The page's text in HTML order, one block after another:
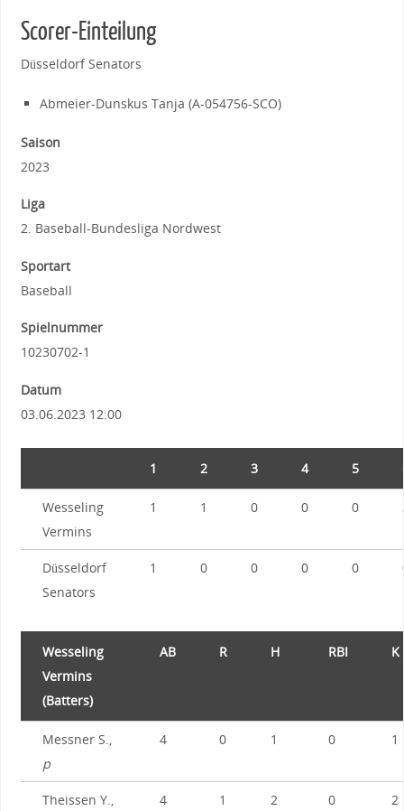
Scorer-Einteilung
Düsseldorf Senators
Abmeier-Dunskus Tanja (A-054756-SCO)
Saison
2023
Liga
2. Baseball-Bundesliga Nordwest
Sportart
Baseball
Spielnummer
10230702-1
Datum
03.06.2023 12:00
1 2 3 4 5
Wesseling
Vermins
1 1 0 0 0
Düsseldorf
Senators
1 0 0 0 0
Wesseling
Vermins
(Batters)
AB R H RBI K
Messner S.,
p
4 0 1 0 1
Theissen Y.,
4 1 2 0 2